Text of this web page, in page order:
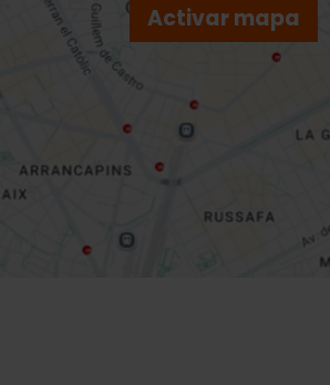
Activar mapa